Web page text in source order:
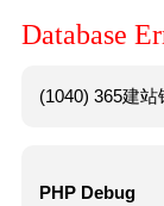
Database
(1040) 365建
PHP Debug